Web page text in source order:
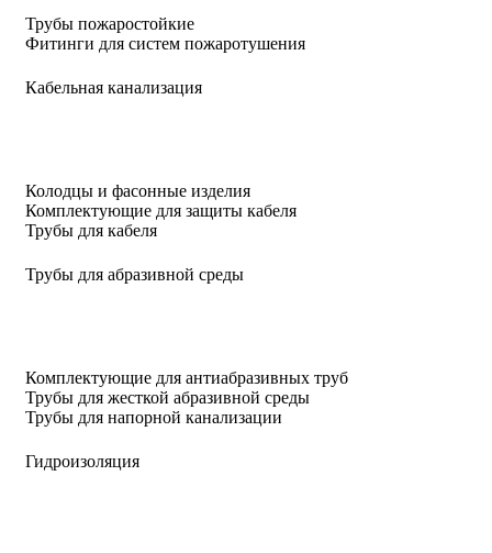
Трубы пожаростойкие
Фитинги для систем пожаротушения
Кабельная канализация
Колодцы и фасонные изделия
Комплектующие для защиты кабеля
Трубы для кабеля
Трубы для абразивной среды
Комплектующие для антиабразивных труб
Трубы для жесткой абразивной среды
Трубы для напорной канализации
Гидроизоляция